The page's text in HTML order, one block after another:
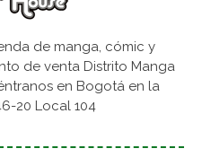
de manga, cómic y
de venta Distrito Manga
en Bogotá en la
20 Local 104